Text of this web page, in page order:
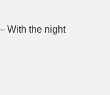
With the night